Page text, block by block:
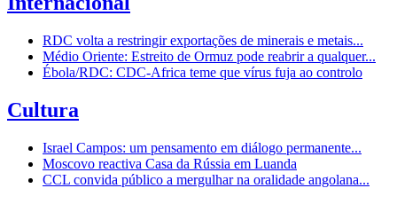
RDC volta a restringir exportações de minerais e metais...
Médio Oriente: Estreito de Ormuz pode reabrir a qualquer...
Ébola/RDC: CDC-Africa teme que vírus fuja ao controlo
Cultura
Israel Campos: um pensamento em diálogo permanente...
Moscovo reactiva Casa da Rússia em Luanda
CCL convida público a mergulhar na oralidade angolana...